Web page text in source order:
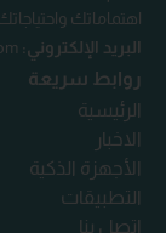
اهتماماتك
البريد الإلكتروني:
روابط سريعة
الرئيسية
الاخبار
الأجهزة الذكية
التطبيقات
اتصل بنا